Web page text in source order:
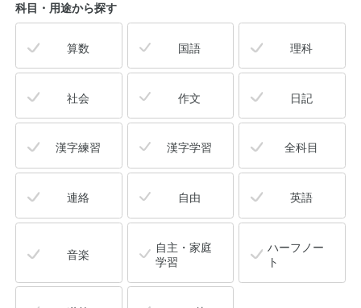
科目・用途から探す
算数 国語 理科
社会 作文 日記
漢字練習 漢字学習 全科目
連絡 自由 英語
音楽
自主・家庭
学習
ハーフノー
ト